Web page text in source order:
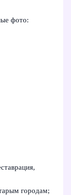
фото:
городам;